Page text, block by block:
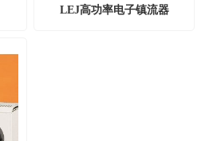
LEJ高功率电子镇流器